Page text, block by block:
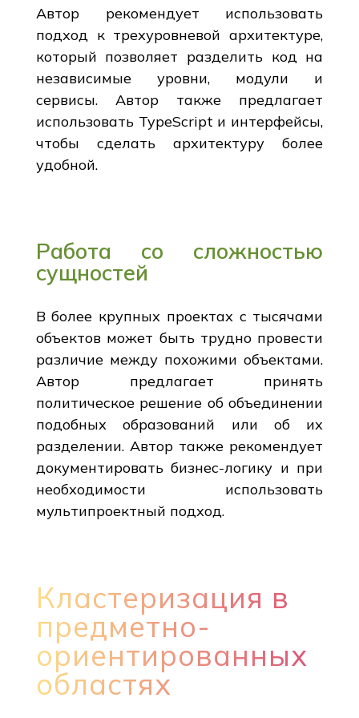
Автор рекомендует использовать
подход к трехуровневой архитектуре,
который позволяет разделить код на
независимые уровни, модули и
сервисы. Автор также предлагает
использовать TypeScript и интерфейсы,
чтобы сделать архитектуру более
удобной.
Работа со сложностью
сущностей
В более крупных проектах с тысячами
объектов может быть трудно провести
различие между похожими объектами.
Автор предлагает принять
политическое решение об объединении
подобных образований или об их
разделении. Автор также рекомендует
документировать бизнес-логику и при
необходимости использовать
мультипроектный подход.
Кластеризация в
предметно-
ориентированных
областях